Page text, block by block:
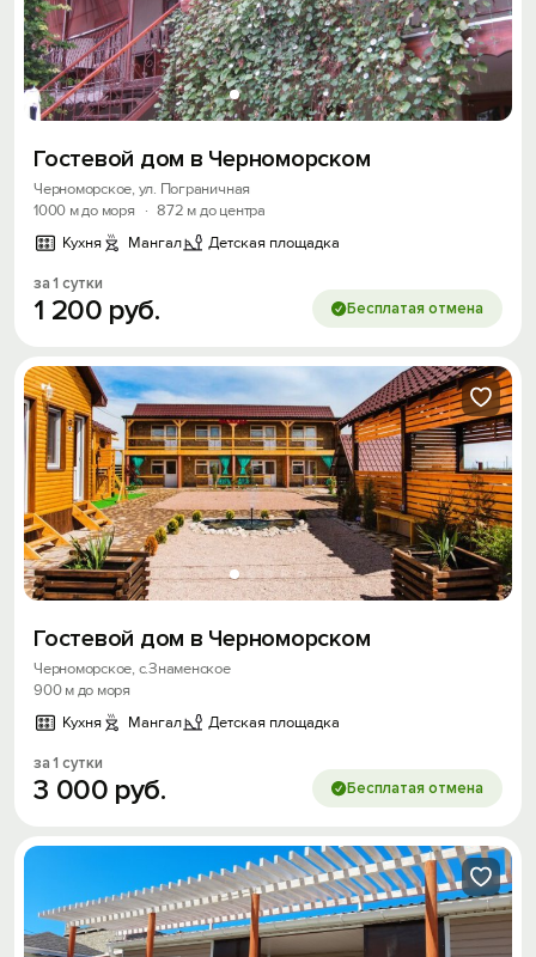
Гостевой дом в Черноморском
Черноморское, ул. Пограничная
1000 м до моря
· 872 м до центра
Кухня
Мангал Детская площадка
за 1 сутки
1 200 руб. Бесплатая отмена
Гостевой дом в Черноморском
Черноморское, с.Знаменское
900 м до моря
Кухня
Мангал Детская площадка
за 1 сутки
3 000 руб. Бесплатая отмена